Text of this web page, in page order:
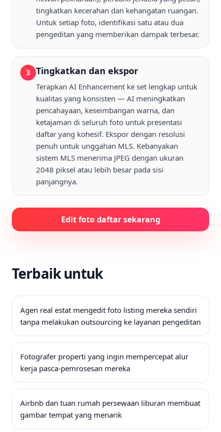
tingkatkan kecerahan dan kehangatan ruangan.
Untuk setiap foto, identifikasi satu atau dua
pengeditan yang memberikan dampak terbesar.
3 Tingkatkan dan ekspor
Terapkan AI Enhancement ke set lengkap untuk
kualitas yang konsisten — AI meningkatkan
pencahayaan, keseimbangan warna, dan
ketajaman di seluruh foto untuk presentasi
daftar yang kohesif. Ekspor dengan resolusi
penuh untuk unggahan MLS. Kebanyakan
sistem MLS menerima JPEG dengan ukuran
2048 piksel atau lebih besar pada sisi
panjangnya.
Edit foto daftar sekarang
Terbaik untuk
Agen real estat mengedit foto listing mereka sendiri
tanpa melakukan outsourcing ke layanan pengeditan
Fotografer properti yang ingin mempercepat alur
kerja pasca-pemrosesan mereka
Airbnb dan tuan rumah persewaan liburan membuat
gambar tempat yang menarik